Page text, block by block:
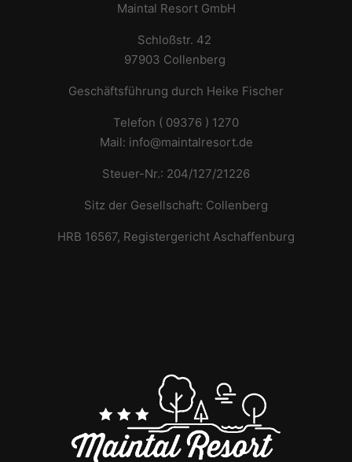
Maintal Resort GmbH
Schloßstr. 42
97903 Collenberg
Geschäftsführung durch Heike Fischer
Telefon ( 09376 ) 1270
Mail: info@maintalresort.de
Steuer-Nr.: 204/127/21226
Sitz der Gesellschaft: Collenberg
HRB 16567, Registergericht Aschaffenburg